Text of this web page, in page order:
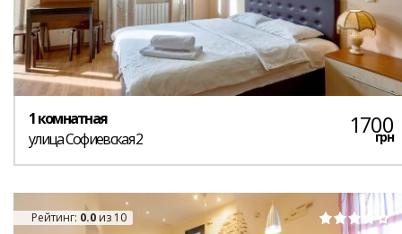
1 комнатная
улица Софиевская 2
1700
грн
Рейтинг: 0.0 из 10